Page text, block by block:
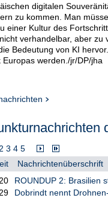
digitalen
zu kommen. Man
einer Kultur des
verhandelbar, aber
Bedeutung von KI
werden./jr/DP/jha
2 3 4 5
Nachrichtenüberschrift
ROUNDUP 2: Brasilien
Dobrindt nennt